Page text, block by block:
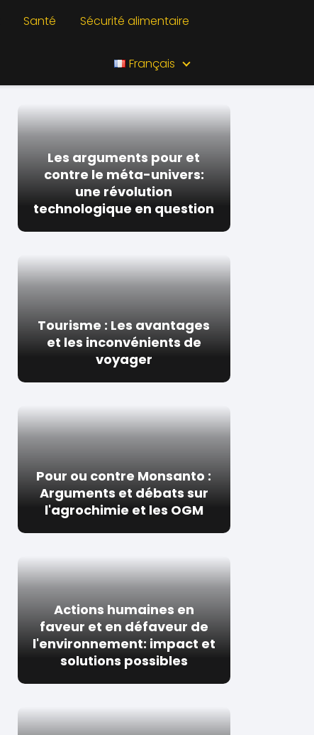
Santé Sécurité alimentaire
Français
Les arguments pour et
contre le méta-univers:
une révolution
technologique en question
Tourisme : Les avantages
et les inconvénients de
voyager
Pour ou contre Monsanto :
Arguments et débats sur
l'agrochimie et les OGM
Actions humaines en
faveur et en défaveur de
l'environnement: impact et
solutions possibles